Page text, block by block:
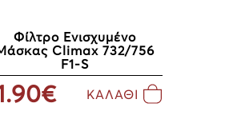
Φίλτρο Ενισχυμένο
Climax 732/756
F1-S
ΚΑΛΑΘΙ